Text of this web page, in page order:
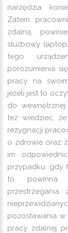
narzędzia
Zatem
zdalną,
służbowy
tego
porozumienia
pracy na
jeżeli jest to
do
też wiedzieć,
rezygnacji
o zdrowie oraz
im
przypadku, gdy
to powinna
przestrzegania
pozostawania
pracy zdalnej